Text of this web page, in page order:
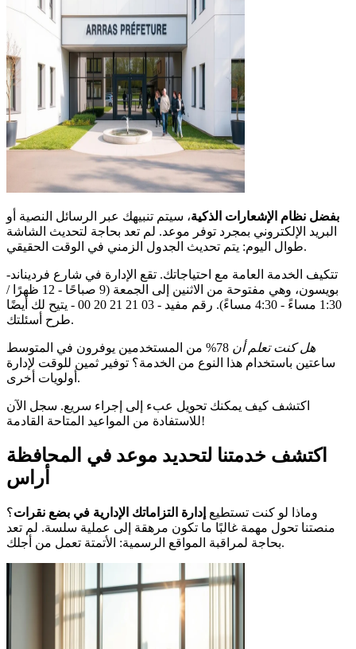
بفضل نظام الإشعارات الذكية، سيتم تنبيهك عبر الرسائل النصية أو
البريد الإلكتروني بمجرد توفر موعد. لم تعد بحاجة لتحديث الشاشة
طوال اليوم: يتم تحديث الجدول الزمني في الوقت الحقيقي.
تتكيف الخدمة العامة مع احتياجاتك. تقع الإدارة في شارع فرديناند-
بويسون، وهي مفتوحة من الاثنين إلى الجمعة (9 صباحًا - 12 ظهرًا /
1:30 مساءً - 4:30 مساءً). رقم مفيد - 03 21 21 20 00 - يتيح لك أيضًا
طرح أسئلتك.
هل كنت تعلم أن
78% من المستخدمين يوفرون في المتوسط
ساعتين باستخدام هذا النوع من الخدمة؟ توفير ثمين للوقت لإدارة
أولويات أخرى.
اكتشف كيف يمكنك تحويل عبء إلى إجراء سريع. سجل الآن
للاستفادة من المواعيد المتاحة القادمة!
اكتشف خدمتنا لتحديد موعد في المحافظة
أراس
وماذا لو كنت تستطيع إدارة التزاماتك الإدارية في بضع نقرات؟
منصتنا تحول مهمة غالبًا ما تكون مرهقة إلى عملية سلسة. لم تعد
بحاجة لمراقبة المواقع الرسمية: الأتمتة تعمل من أجلك.